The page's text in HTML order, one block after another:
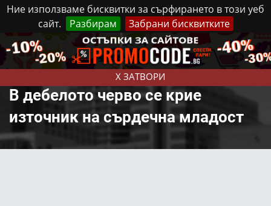
Ние използваме бисквитки за сърфирането в този уеб
сайт.
Разбирам Забрани бисквитките
X ЗАТВОРИ
Събота, 8 Август, 2026 Реклама Контакти
В дебелото черво се крие
източник на сърдечна младост